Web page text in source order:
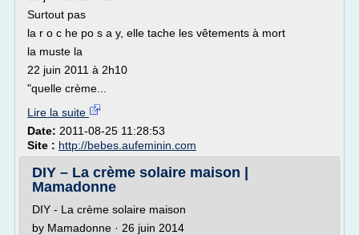
Surtout pas
la r o c he po s a y, elle tache les vêtements à mort
la muste la
22 juin 2011 à 2h10
"quelle crème...
Lire la suite
Date: 2011-08-25 11:28:53
Site : http://bebes.aufeminin.com
DIY – La crème solaire maison |
Mamadonne
DIY - La crème solaire maison
by Mamadonne · 26 juin 2014